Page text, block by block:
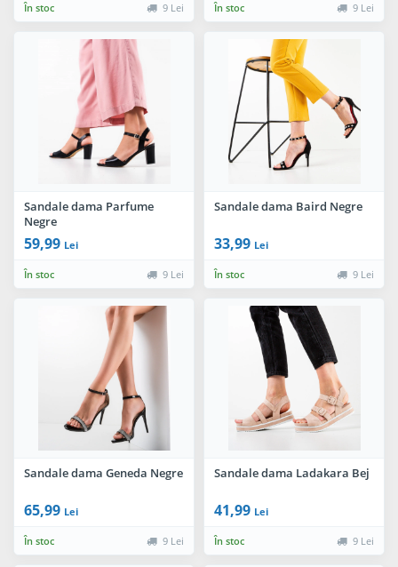
În stoc 9 Lei În stoc 9 Lei
Sandale dama Parfume
Negre
59,99 Lei
În stoc 9 Lei
Sandale dama Baird Negre
33,99 Lei
În stoc 9 Lei
Sandale dama Geneda Negre
65,99 Lei
În stoc 9 Lei
Sandale dama Ladakara Bej
41,99 Lei
În stoc 9 Lei